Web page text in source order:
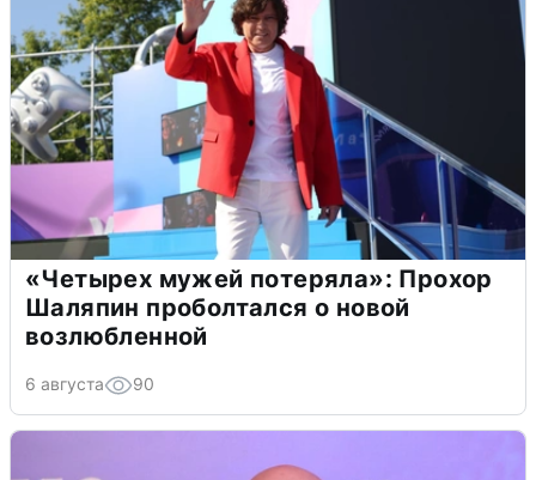
«Четырех мужей потеряла»: Прохор
Шаляпин проболтался о новой
возлюбленной
6 августа 90